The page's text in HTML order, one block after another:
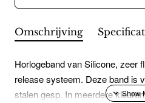
Omschrijving
Horlogeband van Silicone, zeer
release systeem. Deze band is
stalen gesp. In meerdere